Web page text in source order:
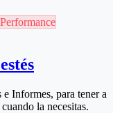
Performance
Informes, para tener a
la necesitas.